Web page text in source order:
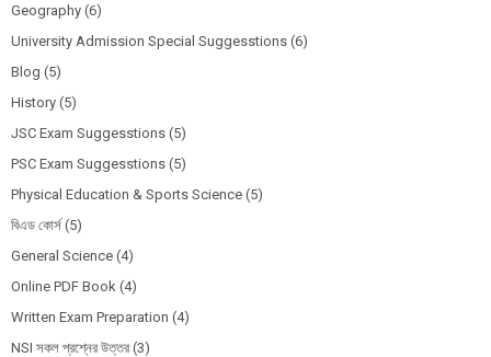
Geography (6)
University Admission Special Suggesstions (6)
Blog (5)
History (5)
JSC Exam Suggesstions (5)
PSC Exam Suggesstions (5)
Physical Education & Sports Science (5)
বিএড কোর্স (5)
General Science (4)
Online PDF Book (4)
Written Exam Preparation (4)
NSI সকল প্রশ্নের উত্তর (3)